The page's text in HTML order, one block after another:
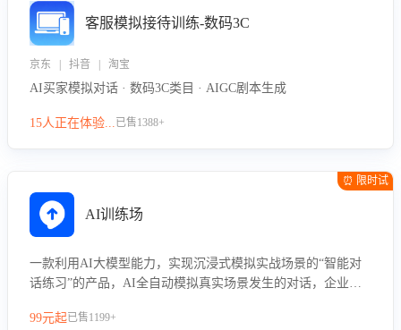
客服模拟接待训练-数码3C
京东 | 抖音 | 淘宝
AI买家模拟对话 · 数码3C类目 · AIGC剧本生成
15人正在体验...已售1388+
⏰ 限时试
AI训练场
一款利用AI大模型能力，实现沉浸式模拟实战场景的“智能对
话练习”的产品，AI全自动模拟真实场景发生的对话，企业可
力。
99元起已售1199+